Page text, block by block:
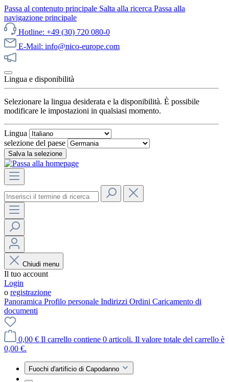
Passa al contenuto principale Salta alla ricerca Passa alla
navigazione principale
Hotline: +49 (30) 720 080-0
E-Mail: info@nico-europe.com
Lingua e disponibilità
Selezionare la lingua desiderata e la disponibilità. È possibile
modificare le impostazioni in qualsiasi momento.
Lingua
selezione del paese
Salva la selezione
Chiudi menu
Il tuo account
Login
o registrazione
Panoramica Profilo personale Indirizzi Ordini Caricamento di
documenti
0,00 € Il carrello contiene 0 articoli. Il valore totale del carrello è
0,00 €.
Fuochi d'artificio di Capodanno